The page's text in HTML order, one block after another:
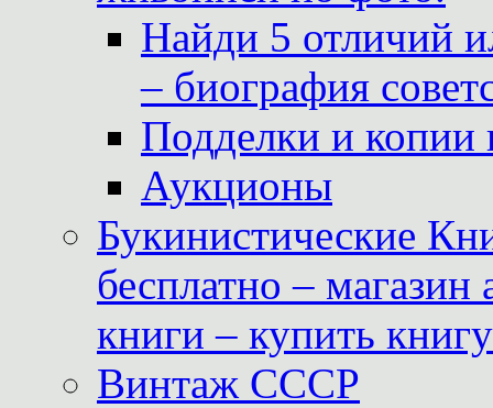
Найди 5 отличий
– биография
Подделки и копии
Аукционы
Букинистические
бесплатно –
книги – купить
Винтаж СССР